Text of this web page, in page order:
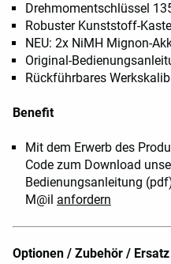
Drehmomentschlüssel
Robuster Kunststoff-
NEU: 2x NiMH Mignon-
Original-
Rückführbares
Benefit
Mit dem Erwerb des
Code zum Download
Bedienungsanleitung
M@il anfordern
Optionen / Zubehör / Ersatz